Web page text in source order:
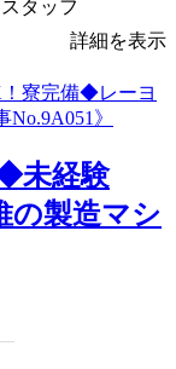
タッフ
詳細を表示
未経験
の製造マシ